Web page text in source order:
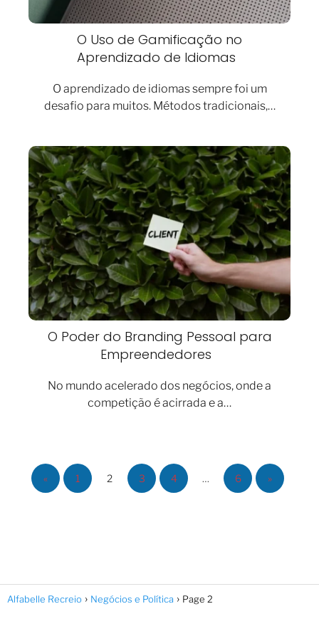
O Uso de Gamificação no
Aprendizado de Idiomas
O aprendizado de idiomas sempre foi um
desafio para muitos. Métodos tradicionais,…
O Poder do Branding Pessoal para
Empreendedores
No mundo acelerado dos negócios, onde a
competição é acirrada e a…
« 1 2 3 4 … 6 »
Alfabelle Recreio Negócios e Política Page 2